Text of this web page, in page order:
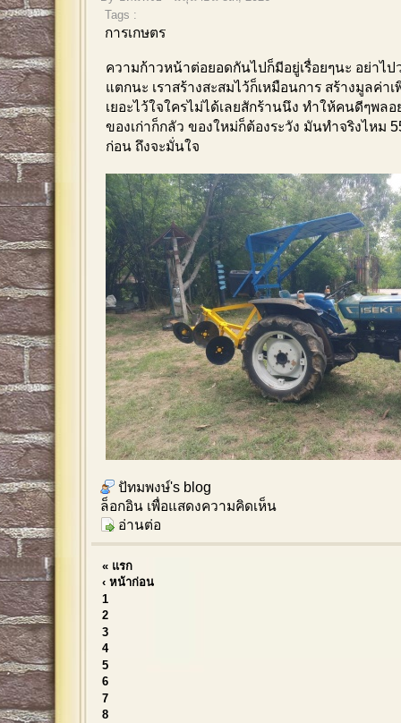
Tags :
การเกษตร
ความก้าวหน้าต่อยอดกันไปก็มีอยู่เรื่อยๆนะ อย่าไป
แตกนะ เราสร้างสะสมไว้ก็เหมือนการ สร้างมูลค่า
เยอะไว้ใจใครไม่ได้เลยสักร้านนึง ทำให้คนดีๆพล
ของเก่าก็กลัว ของใหม่ก็ต้องระวัง มันทำจริงไหม
ก่อน ถึงจะมั่นใจ
ปัทมพงษ์'s blog
ล็อกอิน เพื่อแสดงความคิดเห็น
อ่านต่อ
« แรก
‹ หน้าก่อน
1
2
3
4
5
6
7
8